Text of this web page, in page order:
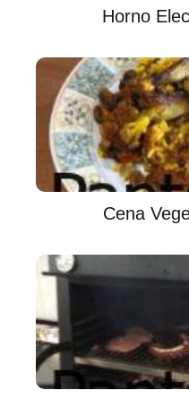
Horno
Cena